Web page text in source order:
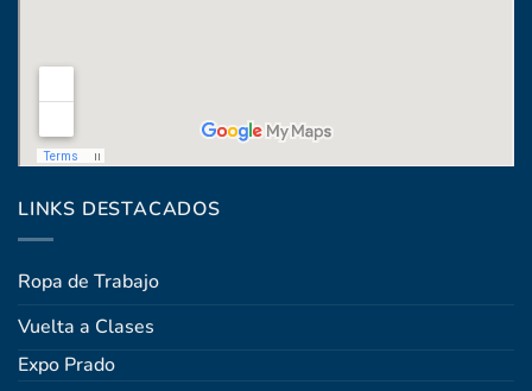
Coronel Raíz 1322, esq. Máximo Santos
LINKS DESTACADOS
Ropa de Trabajo
Vuelta a Clases
Expo Prado